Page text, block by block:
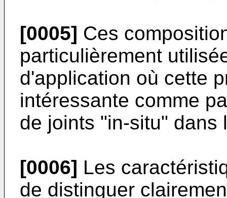
[0005] Ces
particulièrement
d'application où cette
intéressante comme
de joints "in-situ" dans
[0006] Les
de distinguer